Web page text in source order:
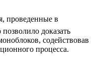
проведенные в
доказать
содействовав
процесса.